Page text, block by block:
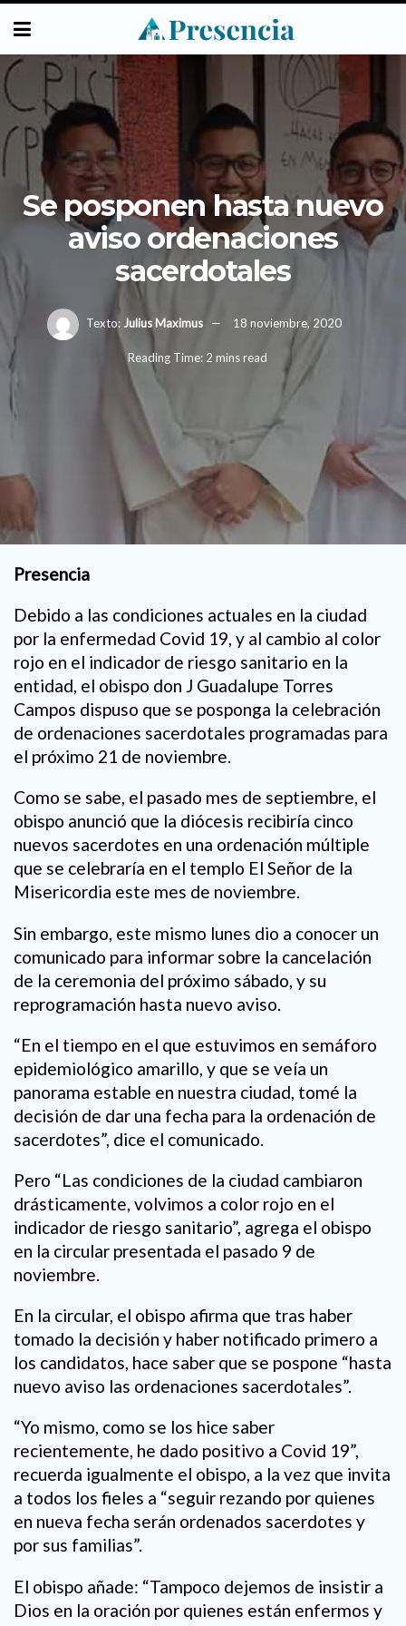
Se posponen hasta nuevo
aviso ordenaciones
sacerdotales
Texto: Julius Maximus 18 noviembre, 2020
Reading Time: 2 mins read
Presencia
Debido a las condiciones actuales en la ciudad
por la enfermedad Covid 19, y al cambio al color
rojo en el indicador de riesgo sanitario en la
entidad, el obispo don J Guadalupe Torres
Campos dispuso que se posponga la celebración
de ordenaciones sacerdotales programadas para
el próximo 21 de noviembre.
Como se sabe, el pasado mes de septiembre, el
obispo anunció que la diócesis recibiría cinco
nuevos sacerdotes en una ordenación múltiple
que se celebraría en el templo El Señor de la
Misericordia este mes de noviembre.
Sin embargo, este mismo lunes dio a conocer un
comunicado para informar sobre la cancelación
de la ceremonia del próximo sábado, y su
reprogramación hasta nuevo aviso.
“En el tiempo en el que estuvimos en semáforo
epidemiológico amarillo, y que se veía un
panorama estable en nuestra ciudad, tomé la
decisión de dar una fecha para la ordenación de
sacerdotes”, dice el comunicado.
Pero “Las condiciones de la ciudad cambiaron
drásticamente, volvimos a color rojo en el
indicador de riesgo sanitario”, agrega el obispo
en la circular presentada el pasado 9 de
noviembre.
En la circular, el obispo afirma que tras haber
tomado la decisión y haber notificado primero a
los candidatos, hace saber que se pospone “hasta
nuevo aviso las ordenaciones sacerdotales”.
“Yo mismo, como se los hice saber
recientemente, he dado positivo a Covid 19”,
recuerda igualmente el obispo, a la vez que invita
a todos los fieles a “seguir rezando por quienes
en nueva fecha serán ordenados sacerdotes y
por sus familias”.
El obispo añade: “Tampoco dejemos de insistir a
Dios en la oración por quienes están enfermos y